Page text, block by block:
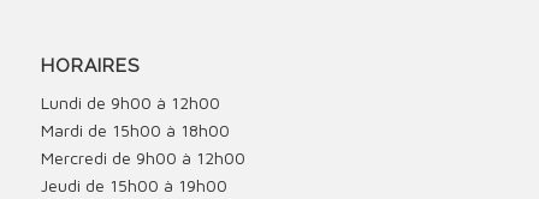
HORAIRES
Lundi de 9h00 à 12h00
Mardi de 15h00 à 18h00
Mercredi de 9h00 à 12h00
Jeudi de 15h00 à 19h00